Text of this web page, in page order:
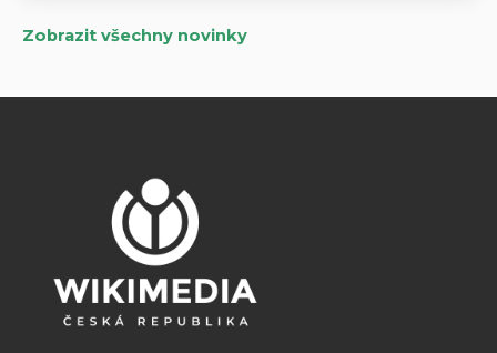
Zobrazit všechny novinky